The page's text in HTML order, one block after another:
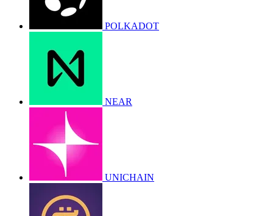
POLKADOT
NEAR
UNICHAIN